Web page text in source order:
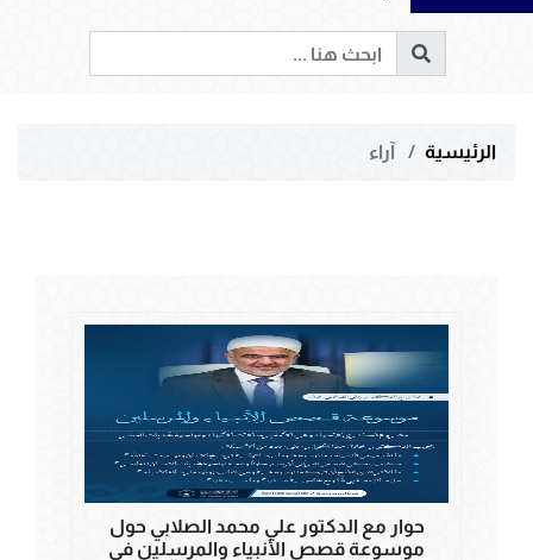
الرئيسية آراء
حوار مع الدكتور علي محمد الصلابي حول
موسوعة قصص الأنبياء والمرسلين في